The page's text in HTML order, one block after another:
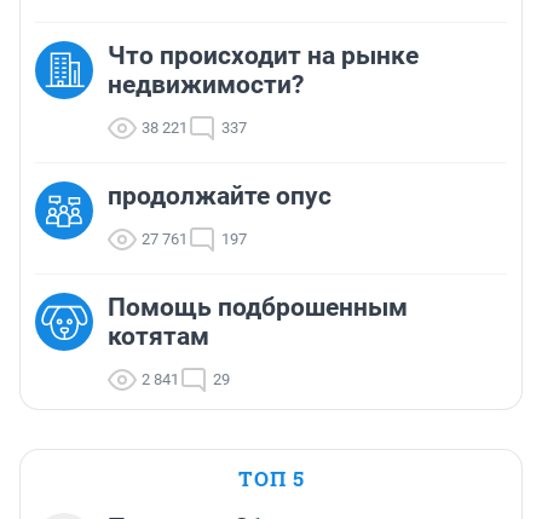
Что происходит на рынке
недвижимости?
38 221 337
продолжайте опус
27 761 197
Помощь подброшенным
котятам
2 841 29
ТОП 5